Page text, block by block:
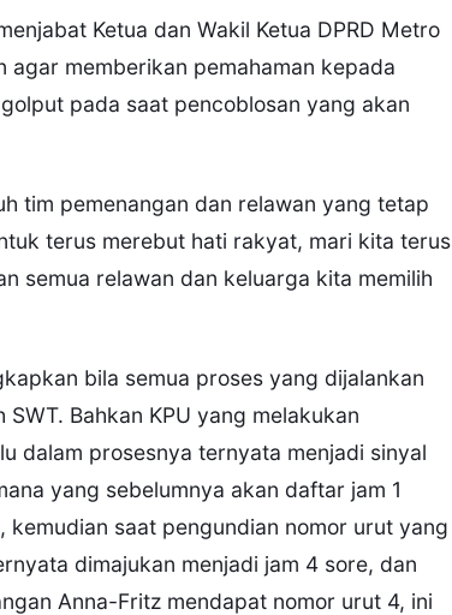
Ketua dan Wakil Ketua DPRD Metro
memberikan pemahaman kepada
pada saat pencoblosan yang akan
tim pemenangan dan relawan yang tetap
terus merebut hati rakyat, mari kita terus
semua relawan dan keluarga kita memilih
bila semua proses yang dijalankan
Bahkan KPU yang melakukan
dalam prosesnya ternyata menjadi sinyal
yang sebelumnya akan daftar jam 1
saat pengundian nomor urut yang
dimajukan menjadi jam 4 sore, dan
Anna-Fritz mendapat nomor urut 4, ini